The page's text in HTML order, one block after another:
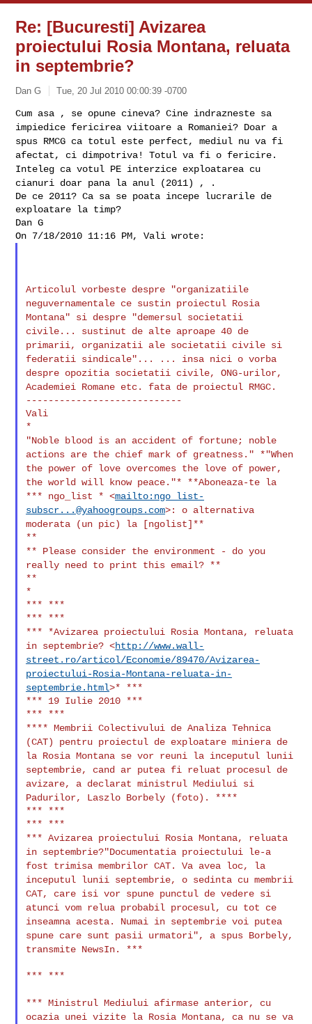
Re: [Bucuresti] Avizarea
proiectului Rosia Montana, reluata
in septembrie?
Dan G Tue, 20 Jul 2010 00:00:39 -0700
Cum asa , se opune cineva? Cine indrazneste sa
impiedice fericireaviitoare a Romaniei? Doar a
spus RMCG ca totul este perfect, mediul nu va fi
afectat, ci dimpotriva! Totul va fi o fericire.
Inteleg ca votul PE interzice exploatarea cu
cianuri doar pana la anul
(2011) , .
De ce 2011? Ca sa se poata incepe lucrarile de
exploatare la timp?
Dan G
Articolul vorbeste despre "organizatiile
neguvernamentale ce sustin proiectul Rosia
Montana" si despre "demersul societatii
civile... sustinut de alte aproape 40 de
primarii, organizatii ale societatii civile si
federatii sindicale"...
... insa nici o vorba
despre opozitia societatii civile, ONG-urilor,
Academiei Romane etc. fata de proiectul RMGC.
----------------------------
Vali
"Noble blood is an accident of fortune; noble
actions are the chiefmark of greatness." *"When
the power of love overcomes the love of power,
the world will
know peace."* **Aboneaza-te la
*** ngo_list *<mailto: ngo_list-
subscr...@yahoogroups.com>: o alternativa
moderata
(un pic) la [ngolist]**
** Please consider the environment - do you
really need to print this email? **
**
*
*** ***
*** *Avizarea proiectului Rosia Montana, reluata
in septembrie?<http://www.wall-
street.ro/articol/Economie/89470/Avizarea-
proiectului-Rosia-Montana-reluata-in-
septembrie.html>* ***
*** 19 Iulie 2010 ***
**** Membrii Colectivului de Analiza Tehnica
(CAT) pentru proiectul de exploatare miniera de
la Rosia Montana se vor reuni la inceputul lunii
septembrie, cand ar putea fi reluat procesul de
avizare, a declaratministrul Mediului si
Padurilor, Laszlo Borbely (foto). ****
*** ***
*** Avizarea proiectului Rosia Montana, reluata
in septembrie?"Documentatia proiectului le-a
fost trimisa membrilor CAT.Va avea loc, la
inceputul lunii septembrie, o sedinta cu membrii
CAT, care isi vor spune punctul de vedere si
atunci vom relua probabil procesul, cu tot ce
inseamna acesta. Numai in septembrie voi putea
spune care sunt pasii urmatori", a spus Borbely,
transmite NewsIn. ***
*** ***
*** Ministrul Mediului afirmase anterior, cu
ocazia unei vizite la Rosia Montana, ca nu se va